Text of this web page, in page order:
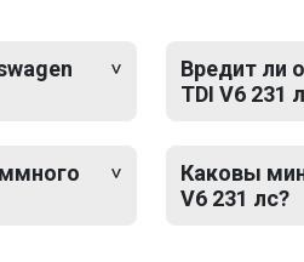
Вредит ли
TDI V6 231
Каковы
V6 231 лс?